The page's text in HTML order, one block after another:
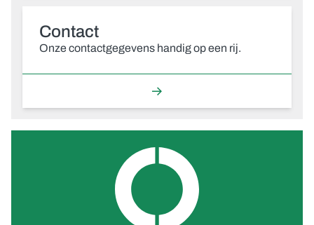
Contact
Onze contactgegevens handig op een rij.